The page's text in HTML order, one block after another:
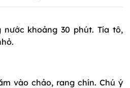
khoảng 30 phút. Tía tô,
vào chảo, rang chín. Chú ý